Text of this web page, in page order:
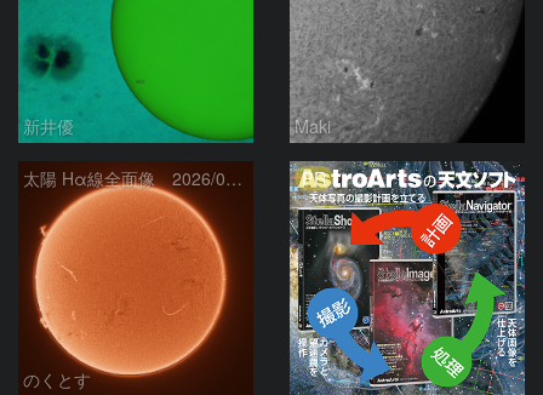
新井優 Maki
太陽 Hα線全面像 2026/08/06
のくとす
PR